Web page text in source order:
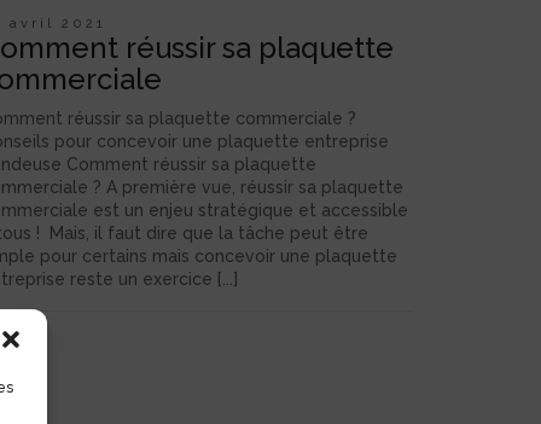
avril 2021
réussir sa plaquette
réussir sa plaquette commerciale ?
pour concevoir une plaquette entreprise
Comment réussir sa plaquette
? A première vue, réussir sa plaquette
est un enjeu stratégique et accessible
! Mais, il faut dire que la tâche peut être
pour certains mais concevoir une plaquette
reste un exercice [...]